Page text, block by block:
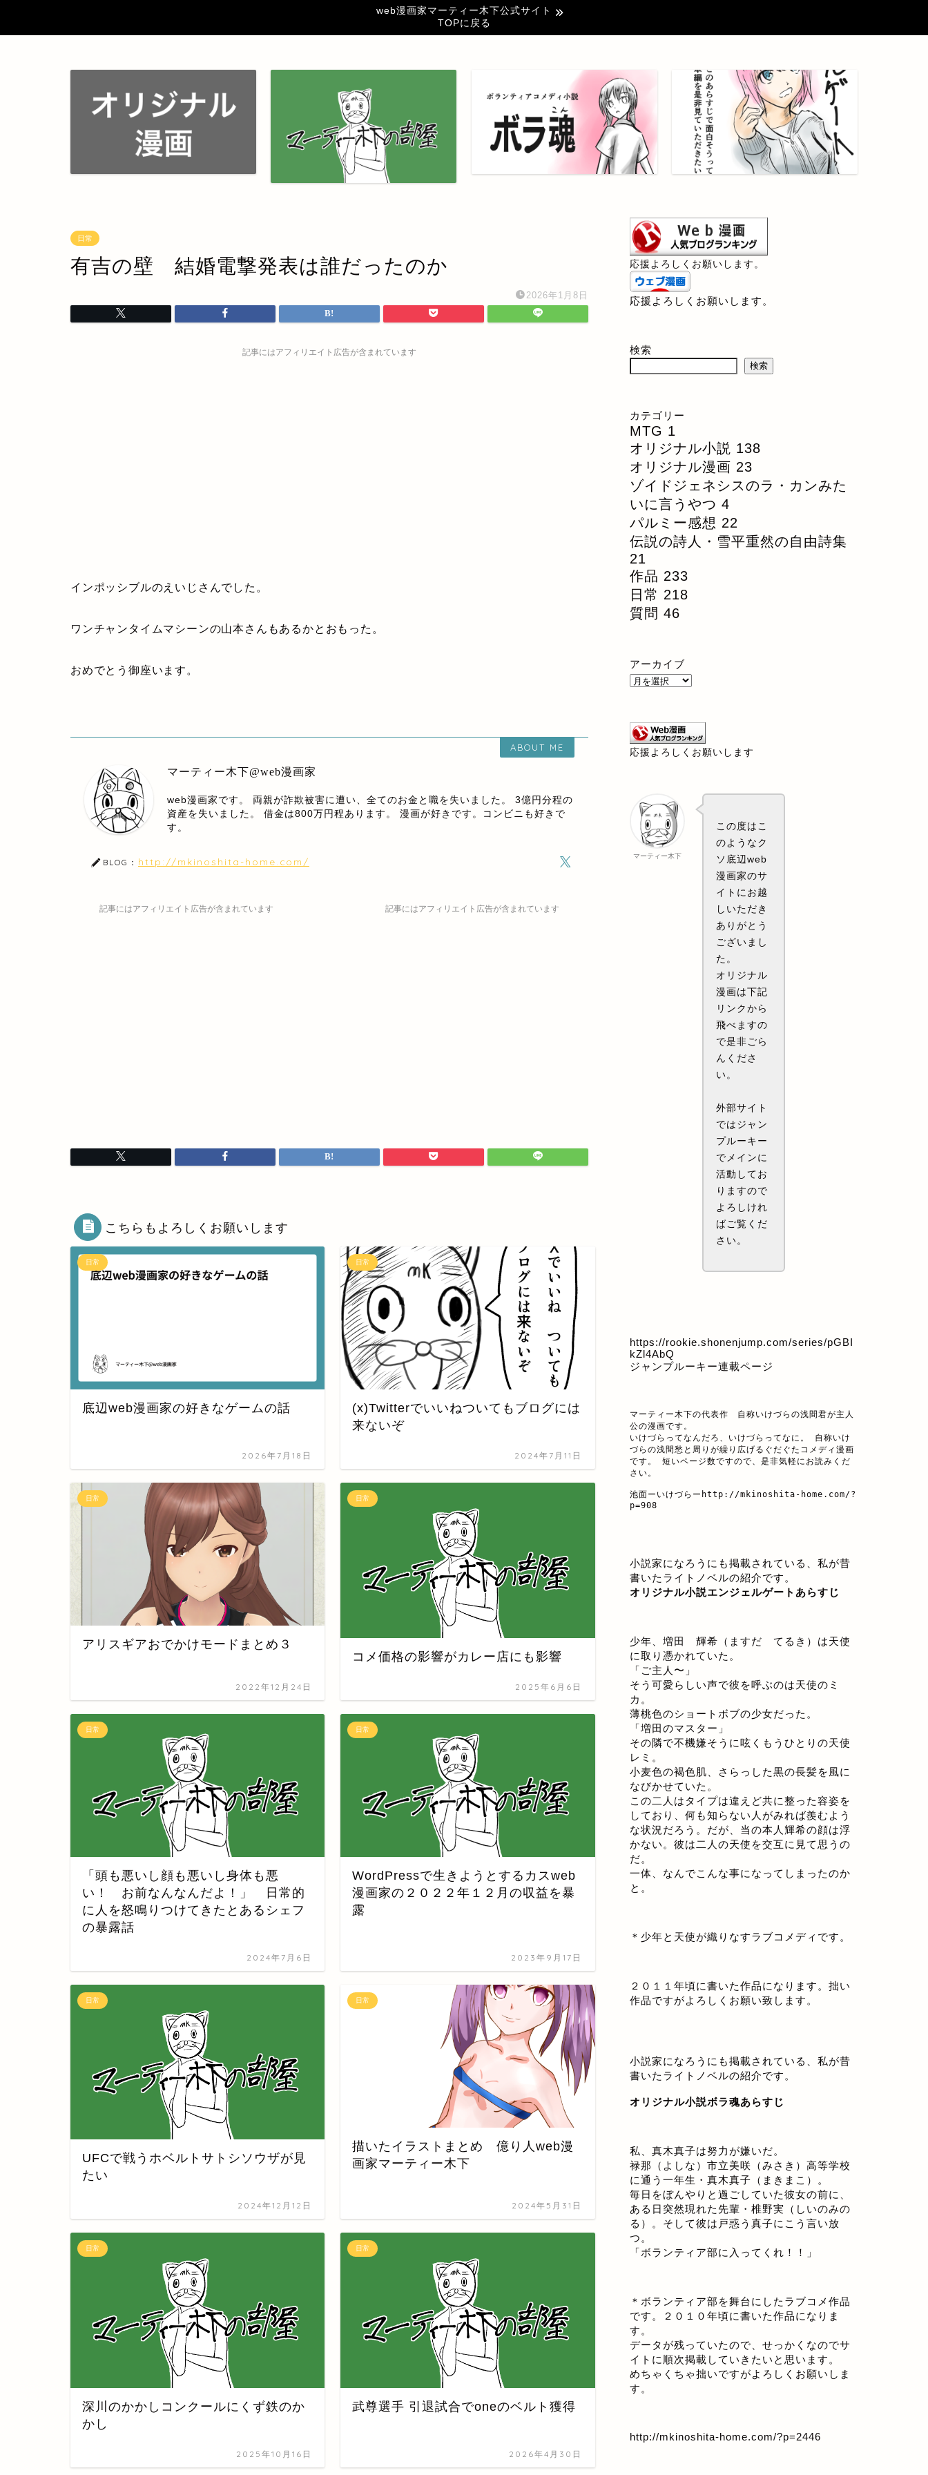
web漫画家マーティー木下公式サイト
TOPに戻る
日常
有吉の壁 結婚電撃発表は誰だったのか
2026年1月8日
記事にはアフィリエイト広告が含まれています
インポッシブルのえいじさんでした。
ワンチャンタイムマシーンの山本さんもあるかとおもった。
おめでとう御座います。
ABOUT ME
マーティー木下@web漫画家
web漫画家です。 両親が詐欺被害に遭い、全てのお金と職を失いました。 3億円分程の
資産を失いました。 借金は800万円程あります。 漫画が好きです。コンビニも好きで
す。
BLOG： http://mkinoshita-home.com/
記事にはアフィリエイト広告が含まれています 記事にはアフィリエイト広告が含まれています
こちらもよろしくお願いします
日常
底辺web漫画家の好きなゲームの話
2026年7月18日
日常
(x)Twitterでいいねついてもブログには
来ないぞ
2024年7月11日
日常
アリスギアおでかけモードまとめ３
2022年12月24日
日常
コメ価格の影響がカレー店にも影響
2025年6月6日
日常
「頭も悪いし顔も悪いし身体も悪
い！ お前なんなんだよ！」 日常的
に人を怒鳴りつけてきたとあるシェフ
の暴露話
2024年7月6日
日常
WordPressで生きようとするカスweb
漫画家の２０２２年１２月の収益を暴
露
2023年9月17日
日常
UFCで戦うホベルトサトシソウザが見
たい
2024年12月12日
日常
描いたイラストまとめ 億り人web漫
画家マーティー木下
2024年5月31日
日常
深川のかかしコンクールにくず鉄のか
かし
2025年10月16日
日常
武尊選手 引退試合でoneのベルト獲得
2026年4月30日
応援よろしくお願いします。
応援よろしくお願いします。
検索
検索
カテゴリー
MTG 1
オリジナル小説 138
オリジナル漫画 23
ゾイドジェネシスのラ・カンみた
いに言うやつ 4
パルミー感想 22
伝説の詩人・雪平重然の自由詩集
21
作品 233
日常 218
質問 46
アーカイブ
応援よろしくお願いします
マーティー木下
この度はこ
のようなク
ソ底辺web
漫画家のサ
イトにお越
しいただき
ありがとう
ございまし
た。
オリジナル
漫画は下記
リンクから
飛べますの
で是非ごら
んくださ
い。
外部サイト
ではジャン
プルーキー
でメインに
活動してお
りますので
よろしけれ
ばご覧くだ
さい。
https://rookie.shonenjump.com/series/pGBI
kZl4AbQ
ジャンプルーキー連載ページ
マーティー木下の代表作　自称いけづらの浅間君が主人
公の漫画です。
いけづらってなんだろ、いけづらってなに。 自称いけ
づらの浅間愁と周りが繰り広げるぐだぐたコメディ漫画
です。 短いページ数ですので、是非気軽にお読みくだ
さい。
池面ーいけづらー http://mkinoshita-home.com/?
p=908
小説家になろうにも掲載されている、私が昔
書いたライトノベルの紹介です。
オリジナル小説エンジェルゲートあらすじ
少年、増田 輝希（ますだ てるき）は天使
に取り憑かれていた。
「ご主人〜」
そう可愛らしい声で彼を呼ぶのは天使のミ
カ。
薄桃色のショートボブの少女だった。
「増田のマスター」
その隣で不機嫌そうに呟くもうひとりの天使
レミ。
小麦色の褐色肌、さらっした黒の長髪を風に
なびかせていた。
この二人はタイプは違えど共に整った容姿を
しており、何も知らない人がみれば羨むよう
な状況だろう。だが、当の本人輝希の顔は浮
かない。彼は二人の天使を交互に見て思うの
だ。
一体、なんでこんな事になってしまったのか
と。
＊少年と天使が織りなすラブコメディです。
２０１１年頃に書いた作品になります。拙い
作品ですがよろしくお願い致します。
小説家になろうにも掲載されている、私が昔
書いたライトノベルの紹介です。
オリジナル小説ボラ魂あらすじ
私、真木真子は努力が嫌いだ。
禄那（よしな）市立美咲（みさき）高等学校
に通う一年生・真木真子（まきまこ）。
毎日をぼんやりと過ごしていた彼女の前に、
ある日突然現れた先輩・椎野実（しいのみの
る）。そして彼は戸惑う真子にこう言い放
つ。
「ボランティア部に入ってくれ！！」
＊ボランティア部を舞台にしたラブコメ作品
です。２０１０年頃に書いた作品になりま
す。
データが残っていたので、せっかくなのでサ
イトに順次掲載していきたいと思います。
めちゃくちゃ拙いですがよろしくお願いしま
す。
http://mkinoshita-home.com/?p=2446